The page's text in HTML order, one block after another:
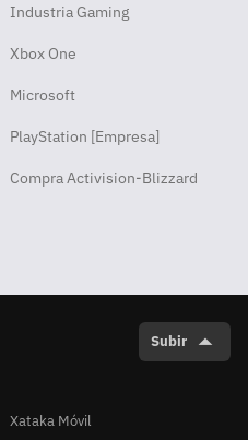
Industria Gaming
Xbox One
Microsoft
PlayStation [Empresa]
Compra Activision-Blizzard
Subir
Xataka Móvil